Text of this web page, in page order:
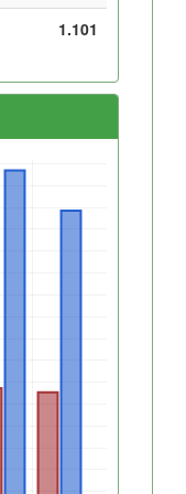
1.101